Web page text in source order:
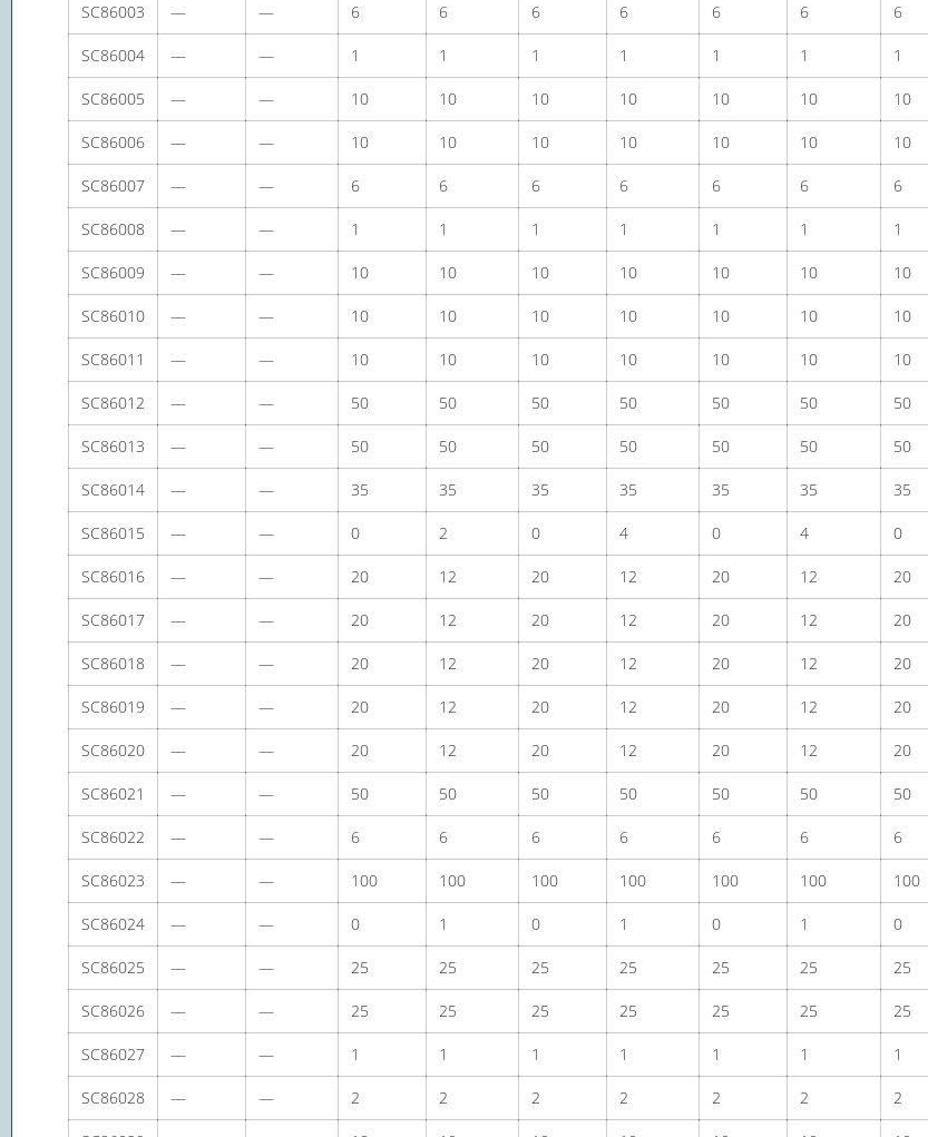
SC86003 — — 6 6 6 6 6 6 6
SC86004 — — 1 1 1 1 1 1 1
SC86005 — — 10 10 10 10 10 10 10
SC86006 — — 10 10 10 10 10 10 10
SC86007 — — 6 6 6 6 6 6 6
SC86008 — — 1 1 1 1 1 1 1
SC86009 — — 10 10 10 10 10 10 10
SC86010 — — 10 10 10 10 10 10 10
SC86011 — — 10 10 10 10 10 10 10
SC86012 — — 50 50 50 50 50 50 50
SC86013 — — 50 50 50 50 50 50 50
SC86014 — — 35 35 35 35 35 35 35
SC86015 — — 0 2 0 4 0 4 0
SC86016 — — 20 12 20 12 20 12 20
SC86017 — — 20 12 20 12 20 12 20
SC86018 — — 20 12 20 12 20 12 20
SC86019 — — 20 12 20 12 20 12 20
SC86020 — — 20 12 20 12 20 12 20
SC86021 — — 50 50 50 50 50 50 50
SC86022 — — 6 6 6 6 6 6 6
SC86023 — — 100 100 100 100 100 100 100
SC86024 — — 0 1 0 1 0 1 0
SC86025 — — 25 25 25 25 25 25 25
SC86026 — — 25 25 25 25 25 25 25
SC86027 — — 1 1 1 1 1 1 1
SC86028 — — 2 2 2 2 2 2 2